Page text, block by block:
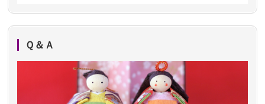
2026/08/02 11:15 千葉県の方からお申込み
2026/08/02 10:39
2026/08/02 09:15 神奈川の方からお申込み
2026/08/02 06:46 相模原の方からお申込み
えるのですが、...
NEW
お人形の仕分けなども丁寧に行う
様子から、大切...
Ｑ＆Ａ